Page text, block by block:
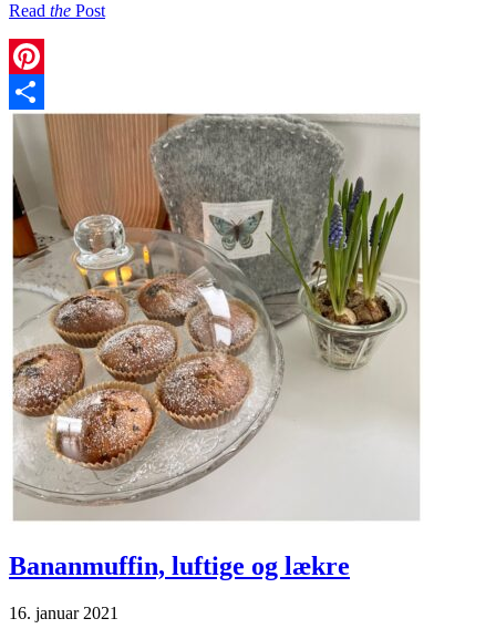
Read the Post
Pinterest
Share
Bananmuffin, luftige og lækre
16. januar 2021